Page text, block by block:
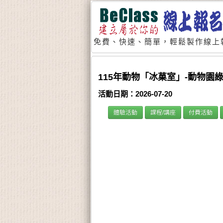
免費、快速、簡單，輕鬆製作線
115年動物「冰菓室」-動物園
活動日期：2026-07-20
體驗活動 課程/講座 付費活動